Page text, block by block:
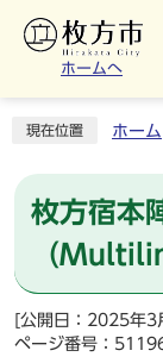
ホームへ
現在位置 ホーム
枚方宿本
（
[公開日：2025年3
ページ番号：